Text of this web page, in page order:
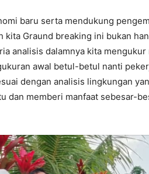
baru serta mendukung
kita Graund breaking ini bukan
analisis dalamnya kita
awal betul-betul nanti
dengan analisis lingkungan
dan memberi manfaat sebesar-